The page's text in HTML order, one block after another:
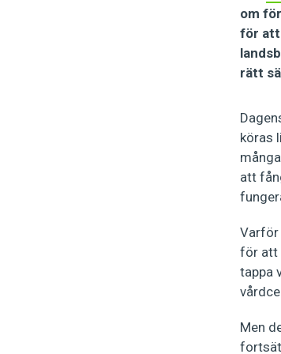
om
för att
rätt
köras
att
Varför
för att
tappa
Men